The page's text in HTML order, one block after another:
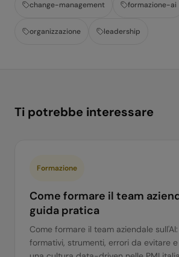
change-management formazione-ai
organizzazione leadership
Ti potrebbe interessare
Formazione
Come formare il team
guida pratica
Come formare il team aziendale
formativi, strumenti, errori da evitare